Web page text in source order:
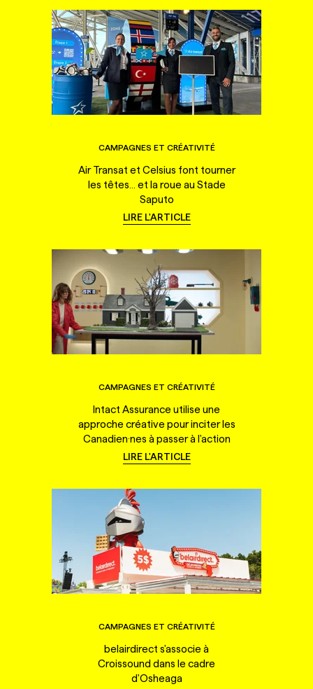
CAMPAGNES ET CRÉATIVITÉ
Air Transat et Celsius font tourner
les têtes... et la roue au Stade
Saputo
LIRE L'ARTICLE
CAMPAGNES ET CRÉATIVITÉ
Intact Assurance utilise une
approche créative pour inciter les
Canadien·nes à passer à l'action
LIRE L'ARTICLE
CAMPAGNES ET CRÉATIVITÉ
belairdirect s'associe à
Croissound dans le cadre
d'Osheaga